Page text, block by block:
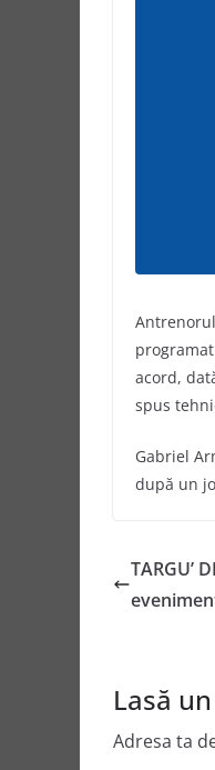
acord,
spus
Gabriel
după un
TARGU’
Lasă
Adresa ta